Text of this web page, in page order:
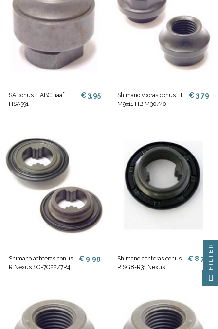
SA conus L ABC naaf
HSA391
€ 3,95
Shimano vooras conus LI
M9x11 HBIM30/40
€ 3,79
Shimano achteras conus
R Nexus SG-7C22/7R4
€ 9,99
Shimano achteras conus
R SG8-R31 Nexus
€ 8,79FILTER